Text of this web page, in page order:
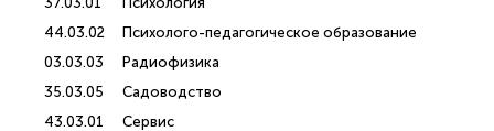
44.03.02
Психолого-педагогическое образование
03.03.03
Радиофизика
35.03.05
Садоводство
43.03.01
Сервис